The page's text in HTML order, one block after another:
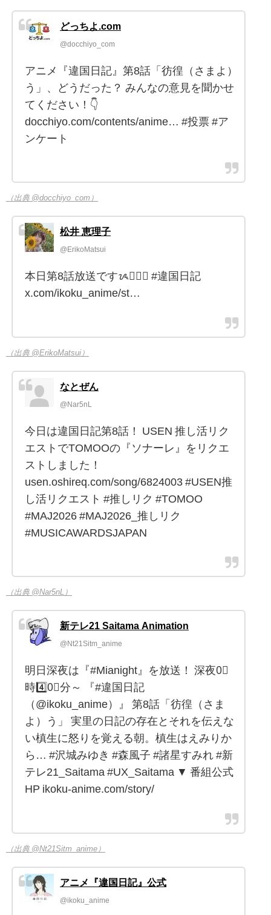
どっちよ.com
@docchiyo_com
アニメ『違国日記』第8話「彷徨（さまよ）
う」、どうだった？ みんなの意見を聞かせ
てください！👇
docchiyo.com/contents/anime… #投票 #ア
ンケート
（出典 @docchiyo_com）
松井 恵理子
@ErikoMatsui
本日第8話放送ですᝰ✍🏻✨️ #違国日記
x.com/ikoku_anime/st…
（出典 @ErikoMatsui）
なとぜん
@Nar5nL
今日は違国日記第8話！ USEN 推し活リク
エストでTOMOOの『ソナーレ』をリクエ
ストしました！
usen.oshireq.com/song/6824003 #USEN推
し活リクエスト #推しリク #TOMOO
#MAJ2026 #MAJ2026_推しリク
#MUSICAWARDSJAPAN
（出典 @Nar5nL）
新テレ21 Saitama Animation
@Nt21Sitm_anime
明日深夜は『#Mianight』を放送！ 深夜0⃣
時4️⃣0⃣分～ 『#違国日記
（@ikoku_anime）』 第8話「彷徨（さま
よ）う」 実里の日記の存在とそれを伝えな
い槙生に怒りを覚える朝。槙生はえみりか
ら… #沢城みゆき #森風子 #諸星すみれ #新
テレ21_Saitama #UX_Saitama ▼ 番組公式
HP ikoku-anime.com/story/
（出典 @Nt21Sitm_anime）
アニメ『違国日記』公式
@ikoku_anime